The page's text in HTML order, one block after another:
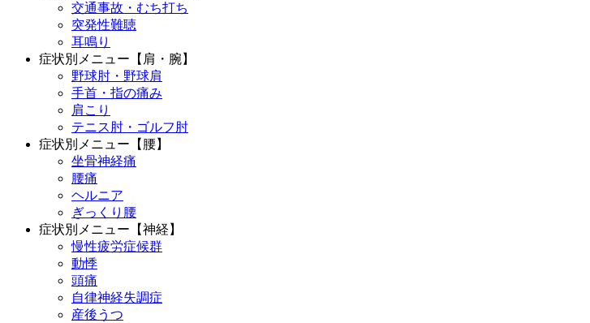
交通事故・むち打ち
突発性難聴
耳鳴り
症状別メニュー【肩・腕】
野球肘・野球肩
手首・指の痛み
肩こり
テニス肘・ゴルフ肘
症状別メニュー【腰】
坐骨神経痛
腰痛
ヘルニア
ぎっくり腰
症状別メニュー【神経】
慢性疲労症候群
動悸
頭痛
自律神経失調症
産後うつ